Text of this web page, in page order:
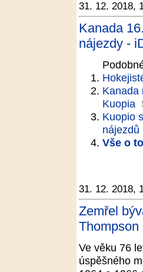
31. 12. 2018,
Kanada
nájezdy -
Kanada
Kuopia
Kuopio
nájezdů
Vše o
31. 12. 2018,
Zemřel
Thompson
Ve věku 76
úspěšného